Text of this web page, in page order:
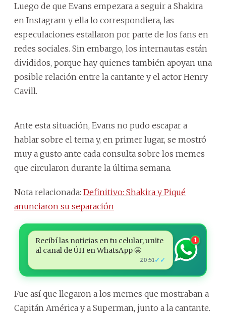
Luego de que Evans empezara a seguir a Shakira
en Instagram y ella lo correspondiera, las
especulaciones estallaron por parte de los fans en
redes sociales. Sin embargo, los internautas están
divididos, porque hay quienes también apoyan una
posible relación entre la cantante y el actor Henry
Cavill.
Ante esta situación, Evans no pudo escapar a
hablar sobre el tema y, en primer lugar, se mostró
muy a gusto ante cada consulta sobre los memes
que circularon durante la última semana.
Nota relacionada: Definitivo: Shakira y Piqué
anunciaron su separación
Recibí las noticias en tu celular, unite
al canal de ÚH en WhatsApp 🤩
20:51 ✓✓
1
Fue así que llegaron a los memes que mostraban a
Capitán América y a Superman, junto a la cantante.